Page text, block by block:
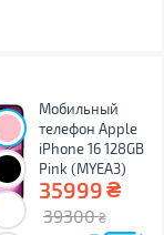
Мобильный
телефон Apple
iPhone 16 128GB
Pink (MYEA3)
35999₴
39300 ₴